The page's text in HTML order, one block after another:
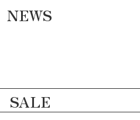
NEWS
SALE